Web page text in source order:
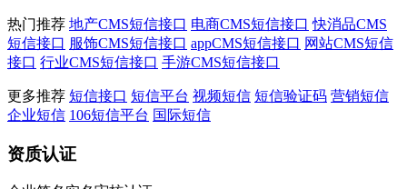
热门推荐 地产CMS短信接口 电商CMS短信接口 快消品CMS
短信接口 服饰CMS短信接口 appCMS短信接口 网站CMS短信
接口 行业CMS短信接口 手游CMS短信接口
更多推荐 短信接口 短信平台 视频短信 短信验证码 营销短信
企业短信 106短信平台 国际短信
资质认证